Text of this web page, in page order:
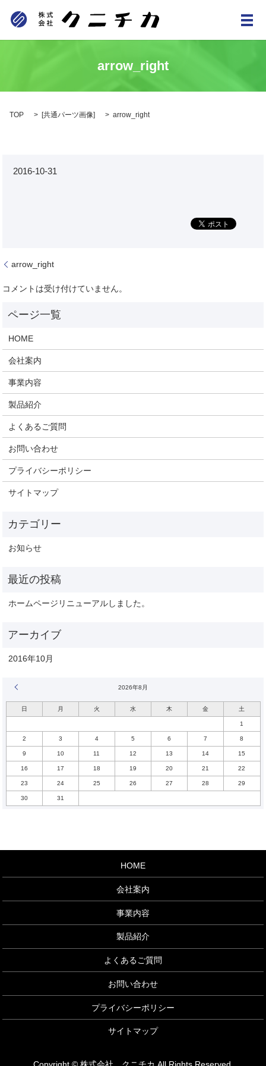
メ
arrow_right
TOP [共通パーツ画像] arrow_right
2016-10-31
arrow_right
コメントは受け付けていません。
HOME
会社案内
事業内容
製品紹介
よくあるご質問
お問い合わせ
プライバシーポリシー
サイトマップ
お知らせ
ホームページリニューアルしました。
2016年10月
2026年8月
日 月 火 水 木 金 土
1
2 3 4 5 6 7 8
9 10 11 12 13 14 15
16 17 18 19 20 21 22
23 24 25 26 27 28 29
30 31
HOME
会社案内
事業内容
製品紹介
よくあるご質問
お問い合わせ
プライバシーポリシー
サイトマップ